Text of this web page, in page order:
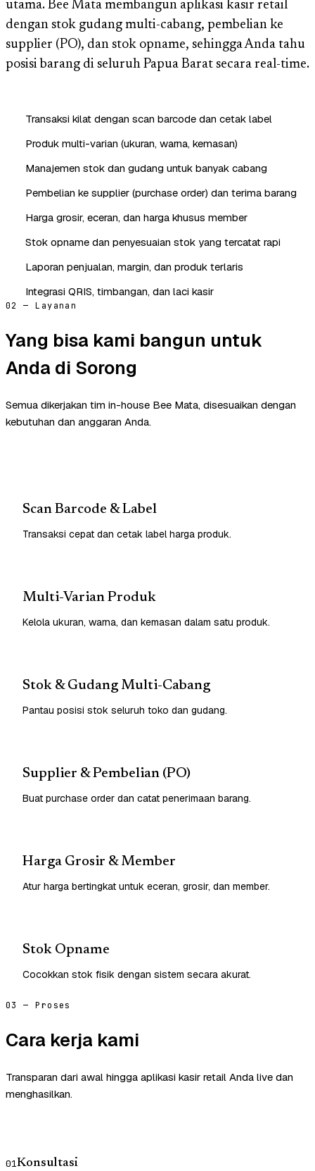
utama. Bee Mata membangun aplikasi kasir retail
dengan stok gudang multi-cabang, pembelian ke
supplier (PO), dan stok opname, sehingga Anda tahu
posisi barang di seluruh Papua Barat secara real-time.
Transaksi kilat dengan scan barcode dan cetak label
Produk multi-varian (ukuran, warna, kemasan)
Manajemen stok dan gudang untuk banyak cabang
Pembelian ke supplier (purchase order) dan terima barang
Harga grosir, eceran, dan harga khusus member
Stok opname dan penyesuaian stok yang tercatat rapi
Laporan penjualan, margin, dan produk terlaris
Integrasi QRIS, timbangan, dan laci kasir
02 — Layanan
Yang bisa kami bangun untuk
Anda di Sorong
Semua dikerjakan tim in-house Bee Mata, disesuaikan dengan
kebutuhan dan anggaran Anda.
Scan Barcode & Label
Transaksi cepat dan cetak label harga produk.
Multi-Varian Produk
Kelola ukuran, warna, dan kemasan dalam satu produk.
Stok & Gudang Multi-Cabang
Pantau posisi stok seluruh toko dan gudang.
Supplier & Pembelian (PO)
Buat purchase order dan catat penerimaan barang.
Harga Grosir & Member
Atur harga bertingkat untuk eceran, grosir, dan member.
Stok Opname
Cocokkan stok fisik dengan sistem secara akurat.
03 — Proses
Cara kerja kami
Transparan dari awal hingga aplikasi kasir retail Anda live dan
menghasilkan.
01Konsultasi